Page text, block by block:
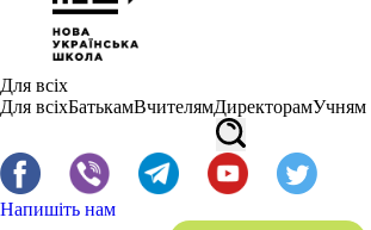
Для всіх
Для всіхБатькамВчителямДиректорамУчням
Напишіть нам